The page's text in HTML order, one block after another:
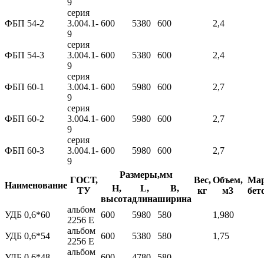
ФБП 54-2
серия
3.004.1-
9
600 5380 600 2,4
ФБП 54-3
серия
3.004.1-
9
600 5380 600 2,4
ФБП 60-1
серия
3.004.1-
9
600 5980 600 2,7
ФБП 60-2
серия
3.004.1-
9
600 5980 600 2,7
ФБП 60-3
серия
3.004.1-
9
600 5980 600 2,7
Наименование
ГОСТ,
ТУ
Размеры,мм
Вес,
кг
Объем,
м3
H,
высота
L,
длина
B,
ширина
УДБ 0,6*60
альбом
2256 Е
600 5980 580 1,980
УДБ 0,6*54
альбом
2256 Е
600 5380 580 1,75
альбом